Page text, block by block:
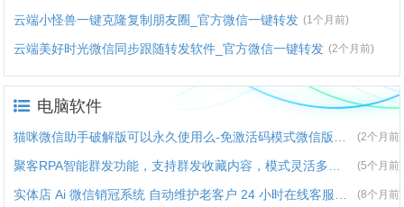
云端小怪兽一键克隆复制朋友圈_官方微信一键转发 (1个月前)
云端美好时光微信同步跟随转发软件_官方微信一键转发 (2个月前)
电脑软件
猫咪微信助手破解版可以永久使用么-免激活码模式微信版本会低么 (2个月前)
聚客RPA智能群发功能，支持群发收藏内容，模式灵活多样。 (5个月前)
实体店 Ai 微信销冠系统 自动维护老客户 24 小时在线客服解决方案 (8个月前)